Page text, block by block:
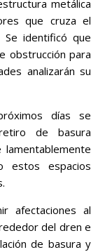
metálica
que cruza el
identificó que
obstrucción para
analizarán su
días se
de basura
estos espacios
afectaciones al
del dren e
de basura y